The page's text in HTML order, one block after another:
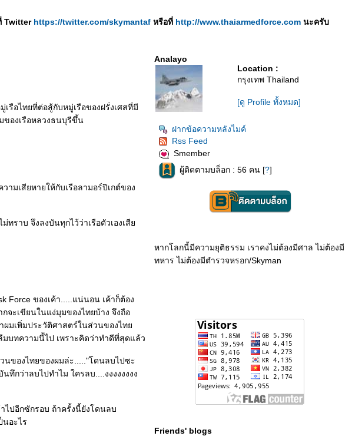
Twitter https://twitter.com/skymantafหรือที่ http://www.thaiarmedforce.comนะครับ
รือไทยที่ต่อสู้กับหมู่เรือของฝรั่งเศสที่มี
ของเรือหลวงธนบุรีขึ้น
ามเสียหายให้กับเรือลามอร์ปิเกต์ของ
ทราบ จึงลงบันทุกไว้ว่าเรือตัวเองเสี
Force ของเค้า.....แน่นอน เค้าก็ต้อง
จะเขียนในแง่มุมของไทยบ้าง จึงถือ
ผมเพิ่มประวัติศาสตร์ในส่วนของไท
มบทความนี้ไป เพราะคิดว่าทำดีที่สุดแล้ว
นของไทยของผมล่ะ....."โดนลบไปซะ
ทึกว่าลบไปทำไม ใครลบ....งงงงงงงง
ไปอีกซักรอบ ถ้าครั้งนี้ยังโดนลบ
นอะไร
Analayo
Location :
กรุงเทพ Thailand
[ดู Profile ทั้งหมด]
ฝากข้อความหลังไมค์
Rss Feed
Smember
ผู้ติดตามบล็อก : 56 คน [?]
หากโลกนี้มีความยุติธรรม เราคงไม่ต้องมีศาล ไม่ต้องมี
ทหาร ไม่ต้องมีตำรวจหรอก/Skyman
Friends' blogs